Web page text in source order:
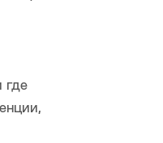
где